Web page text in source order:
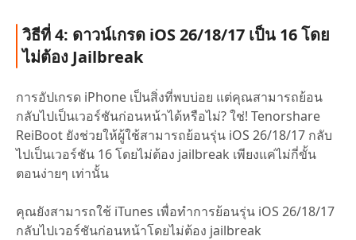
วิธีที่ 4: ดาวน์เกรด iOS 26/18/17 เป็น 16 โดย
ไม่ต้อง Jailbreak
การอัปเกรด iPhone เป็นสิ่งที่พบบ่อย แต่คุณสามารถย้อน
กลับไปเป็นเวอร์ชันก่อนหน้าได้หรือไม่? ใช่! Tenorshare
ReiBoot ยังช่วยให้ผู้ใช้สามารถย้อนรุ่น iOS 26/18/17 กลับ
ไปเป็นเวอร์ชัน 16 โดยไม่ต้อง jailbreak เพียงแค่ไม่กี่ขั้น
ตอนง่ายๆ เท่านั้น
คุณยังสามารถใช้ iTunes เพื่อทำการย้อนรุ่น iOS 26/18/17
กลับไปเวอร์ชันก่อนหน้าโดยไม่ต้อง jailbreak